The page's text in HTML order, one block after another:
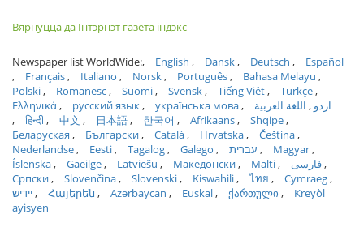
Вярнуцца да Інтэрнэт газета індэкс
Newspaper list WorldWide: English Dansk Deutsch
Español
Français
Italiano Norsk Português
Bahasa Melayu
Polski
Romanesc Suomi Svensk Tiếng Việt
Türkçe
Ελληνικά
русский язык українська мова اردو
اللغة العربية
हिन्दी
中文 日本語 한국어 Afrikaans
Shqipe
Беларуская
Български Català Hrvatska
Čeština
Nederlandse
Eesti Tagalog Galego עברית
Magyar
Íslenska
Gaeilge Latviešu Македонски Malti
فارسی
Српски
Slovenčina Slovenski Kiswahili ไทย
Cymraeg
ייִדיש
Հայերեն Azərbaycan Euskal ქართული
Kreyòl
ayisyen